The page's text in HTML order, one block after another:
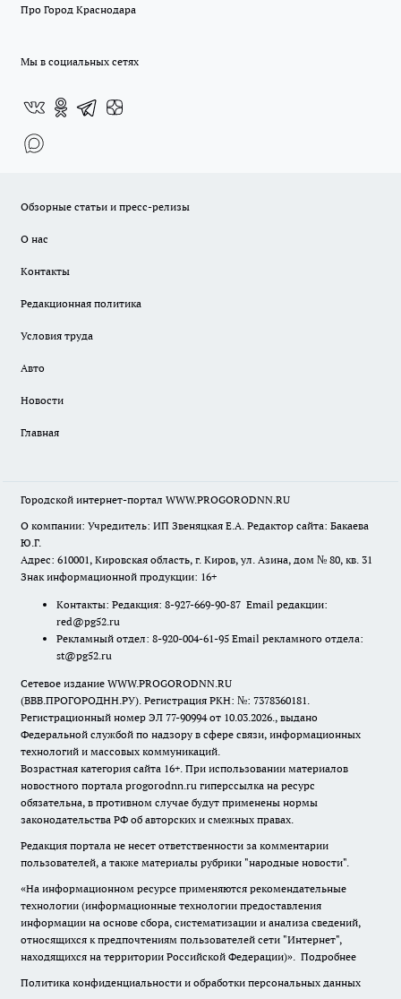
Про Город Краснодара
Мы в социальных сетях
Обзорные статьи и пресс-релизы
О нас
Контакты
Редакционная политика
Условия труда
Авто
Новости
Главная
Городской интернет-портал WWW.PROGORODNN.RU
О компании: Учредитель: ИП Звеняцкая Е.А. Редактор сайта: Бакаева
Ю.Г.
Адрес: 610001, Кировская область, г. Киров, ул. Азина, дом № 80, кв. 31
Знак информационной продукции: 16+
Контакты: Редакция: 8-927-669-90-87 Email редакции:
red@pg52.ru
Рекламный отдел: 8-920-004-61-95 Email рекламного отдела:
st@pg52.ru
Сетевое издание WWW.PROGORODNN.RU
(ВВВ.ПРОГОРОДНН.РУ). Регистрация РКН: №: 7378360181.
Регистрационный номер ЭЛ 77-90994 от 10.03.2026., выдано
Федеральной службой по надзору в сфере связи, информационных
технологий и массовых коммуникаций.
Возрастная категория сайта 16+. При использовании материалов
новостного портала progorodnn.ru гиперссылка на ресурс
обязательна, в противном случае будут применены нормы
законодательства РФ об авторских и смежных правах.
Редакция портала не несет ответственности за комментарии
пользователей, а также материалы рубрики "народные новости".
«На информационном ресурсе применяются рекомендательные
технологии (информационные технологии предоставления
информации на основе сбора, систематизации и анализа сведений,
относящихся к предпочтениям пользователей сети "Интернет",
находящихся на территории Российской Федерации)». Подробнее
Политика конфиденциальности и обработки персональных данных